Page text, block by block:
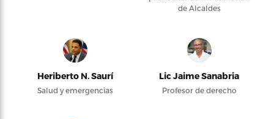
de Alcaldes
Heriberto N. Saurí
Salud y emergencias
Lic Jaime Sanabria
Profesor de derecho